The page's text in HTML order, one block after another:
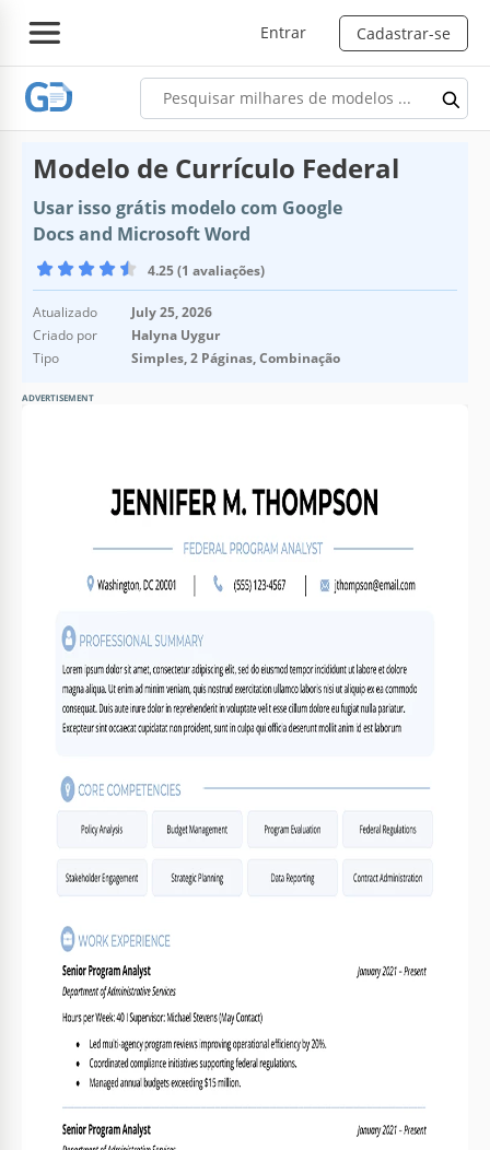
Entrar Cadastrar-se
Modelo de Currículo Federal
Usar isso grátis modelo com Google
Docs and Microsoft Word
4.25 (1 avaliações)
Atualizado
July 25, 2026
Criado por
Halyna Uygur
Tipo
Simples, 2 Páginas, Combinação
ADVERTISEMENT